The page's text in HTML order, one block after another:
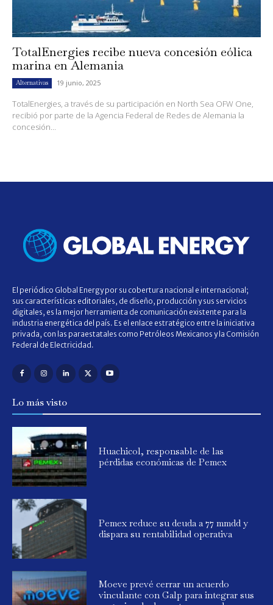
TotalEnergies recibe nueva concesión eólica
marina en Alemania
Alternativas 19 junio, 2025
TotalEnergies, a través de su participación en North Sea OFW One,
recibió por parte de la Agencia Federal de Redes de Alemania la
concesión...
El periódico Global Energy por su cobertura nacional e internacional;
sus características editoriales, de diseño, producción y sus servicios
digitales, es la mejor herramienta de comunicación existente para la
industria energética del país. Es el enlace estratégico entre la iniciativa
privada, con las paraestatales como Petróleos Mexicanos y la Comisión
Federal de Electricidad.
Lo más visto
Huachicol, responsable de las
pérdidas económicas de Pemex
Pemex reduce su deuda a 77 mmdd y
dispara su rentabilidad operativa
Moeve prevé cerrar un acuerdo
vinculante con Galp para integrar sus